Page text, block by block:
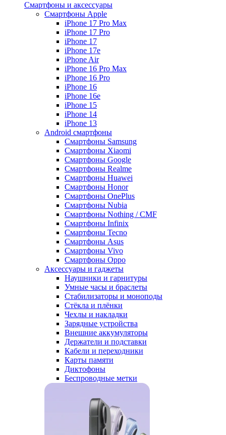
Смартфоны и аксессуары
Смартфоны Apple
iPhone 17 Pro Max
iPhone 17 Pro
iPhone 17
iPhone 17e
iPhone Air
iPhone 16 Pro Max
iPhone 16 Pro
iPhone 16
iPhone 16e
iPhone 15
iPhone 14
iPhone 13
Android cмартфоны
Смартфоны Samsung
Смартфоны Xiaomi
Смартфоны Google
Смартфоны Realme
Смартфоны Huawei
Смартфоны Honor
Смартфоны OnePlus
Смартфоны Nubia
Смартфоны Nothing / CMF
Смартфоны Infinix
Смартфоны Tecno
Смартфоны Asus
Смартфоны Vivo
Смартфоны Oppo
Аксессуары и гаджеты
Наушники и гарнитуры
Умные часы и браслеты
Стабилизаторы и моноподы
Стёкла и плёнки
Чехлы и накладки
Зарядные устройства
Внешние аккумуляторы
Держатели и подставки
Кабели и переходники
Карты памяти
Диктофоны
Беспроводные метки